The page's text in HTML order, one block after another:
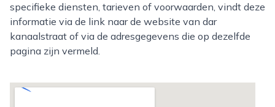
specifieke diensten, tarieven of voorwaarden, vindt deze
informatie via de link naar de website van dar
kanaalstraat of via de adresgegevens die op dezelfde
pagina zijn vermeld.